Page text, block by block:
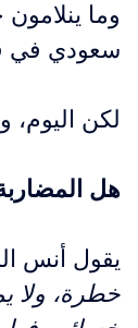
وما
سعودي في
لكن
هل
يقول أنس
خطرة، ولا